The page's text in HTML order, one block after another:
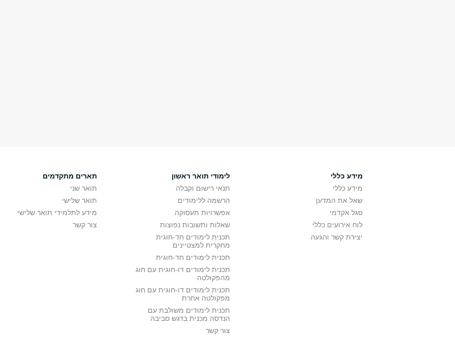
מידע כללי
מידע כללי
שאל את המדען
סגל אקדמי
לוח אירועים כללי
יצירת קשר והגעה
לימודי תואר ראשון
תנאי רישום וקבלה
הרשמה ללימודים
אפשרויות תעסוקה
שאלות ותשובות נפוצות
תכנית לימודים חד-חוגית
מחקרית למצטיינים
תכנית לימודים חד-חוגית
תכנית לימודים דו-חוגית עם חוג
מהפקולטה
תכנית לימודים דו-חוגית עם חוג
מפקולטה אחרת
תכנית לימודים משולבת עם
הנדסה מכנית בדגש סביבה
צור קשר
תארים מתקדמים
תואר שני
תואר שלישי
מידע לתלמידי תואר שלישי
צור קשר